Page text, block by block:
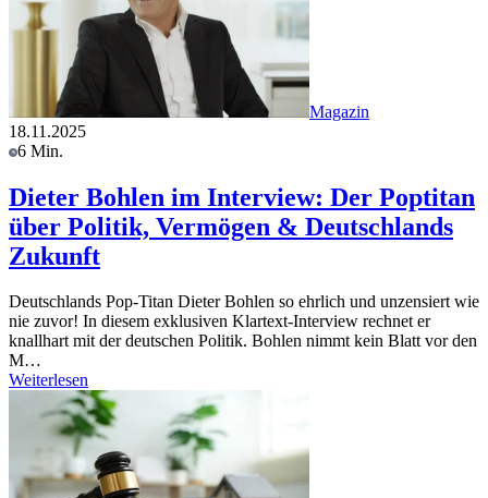
Magazin
18.11.2025
6 Min.
Dieter Bohlen im Interview: Der Poptitan
über Politik, Vermögen & Deutschlands
Zukunft
Deutschlands Pop-Titan Dieter Bohlen so ehrlich und unzensiert wie
nie zuvor! In diesem exklusiven Klartext-Interview rechnet er
knallhart mit der deutschen Politik. Bohlen nimmt kein Blatt vor den
M…
Weiterlesen